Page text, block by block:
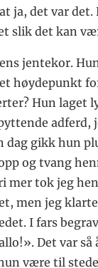
ja, det var det.
slik det kan
jentekor.
høydepunkt
Hun laget
adferd,
dag gikk hun
og tvang
mer tok jeg
men jeg
I fars
Det var så
være til